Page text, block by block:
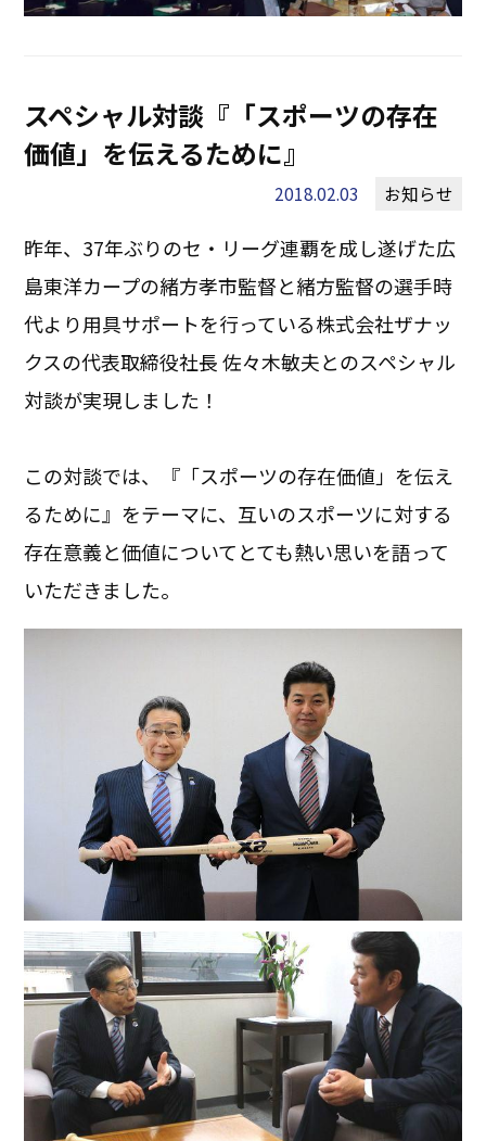
スペシャル対談『「スポーツの存在
価値」を伝えるために』
2018.02.03 お知らせ
昨年、37年ぶりのセ・リーグ連覇を成し遂げた広
島東洋カープの緒方孝市監督と緒方監督の選手時
代より用具サポートを行っている株式会社ザナッ
クスの代表取締役社長 佐々木敏夫とのスペシャル
対談が実現しました！
この対談では、『「スポーツの存在価値」を伝え
るために』をテーマに、互いのスポーツに対する
存在意義と価値についてとても熱い思いを語って
いただきました。